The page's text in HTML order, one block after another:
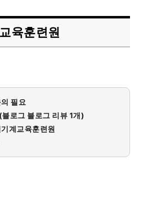
육훈련원
필요
블로그 블로그 리뷰 1개)
계교육훈련원